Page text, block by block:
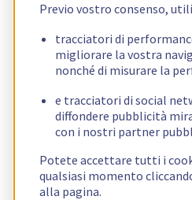
Previo vostro consenso,
tracciatori di
migliorare la vostra
nonché di misurare la
e tracciatori di social
diffondere pubblicità
con i nostri partner
Potete accettare tutti i
qualsiasi momento
alla pagina.